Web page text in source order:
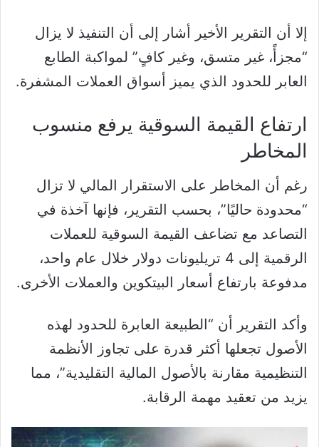
إلا أن التقرير الأخير أشار إلى أن التنفيذ لا يزال
“مجزأً، غير متسق، وغير كافٍ” لمواكبة الطابع
العابر للحدود الذي يميز أسواق العملات المشفرة.
ارتفاع القيمة السوقية يرفع منسوب
المخاطر
رغم أن المخاطر على الاستقرار المالي لا تزال
“محدودة حاليًا”، بحسب التقرير، فإنها آخذة في
التصاعد مع تضاعف القيمة السوقية للعملات
الرقمية إلى 4 تريليونات دولار خلال عام واحد،
مدفوعة بارتفاع أسعار البيتكوين والعملات الأخرى.
وأكد التقرير أن “الطبيعة العابرة للحدود لهذه
الأصول تجعلها أكثر قدرة على تجاوز الأنظمة
التنظيمية مقارنة بالأصول المالية التقليدية”، مما
يزيد من تعقيد مهمة الرقابة.